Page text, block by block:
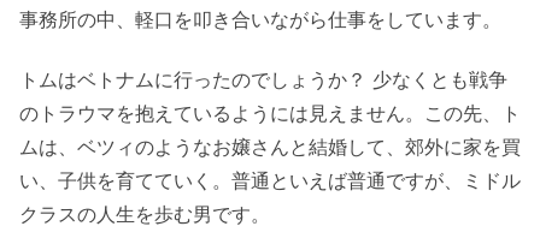
事務所の中、軽口を叩き合いながら仕事をしています。
トムはベトナムに行ったのでしょうか？ 少なくとも戦争
のトラウマを抱えているようには見えません。この先、ト
ムは、ベツィのようなお嬢さんと結婚して、郊外に家を買
い、子供を育てていく。普通といえば普通ですが、ミドル
クラスの人生を歩む男です。